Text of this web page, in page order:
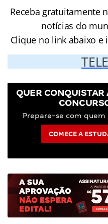
Receba gratuitamente
notícias do
Clique no link abaixo e
QUER
Prepare-se com
COMECE A